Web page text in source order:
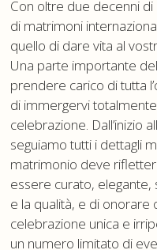
Con oltre due decenni
di matrimoni
quello di dare vita al
Una parte importante
prendere carico di tutta
di immergervi
celebrazione. Dall’inizio
seguiamo tutti i dettagli
matrimonio deve
essere curato,
e la qualità, e di onorare
celebrazione unica e
un numero limitato di